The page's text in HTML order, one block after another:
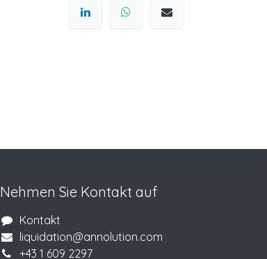
Nehmen Sie Kontakt auf
Kontakt
liquidation@annolution.com
+43 1 609 2297